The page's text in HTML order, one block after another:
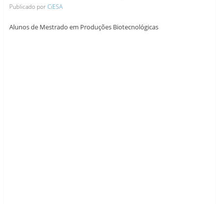
Publicado porCiESA
Alunos de Mestrado em Produções Biotecnológicas